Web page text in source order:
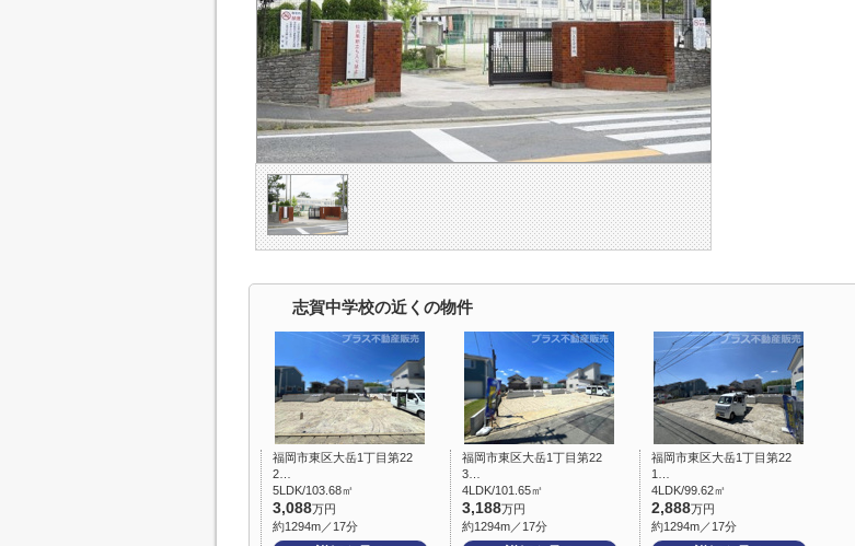
志賀中学校の近くの物件
福岡市東区大岳1丁目第22
2…
5LDK/103.68㎡
3,088万円
約1294m／17分
福岡市東区大岳1丁目第22
3…
4LDK/101.65㎡
3,188万円
約1294m／17分
福岡市東区大岳1丁目第22
1…
4LDK/99.62㎡
2,888万円
約1294m／17分